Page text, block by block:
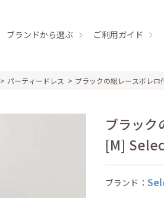
ブランドから選ぶ ご利用ガイド
パーティードレス ブラックの総レースボレロ
ブラック
[M]
ブランド：